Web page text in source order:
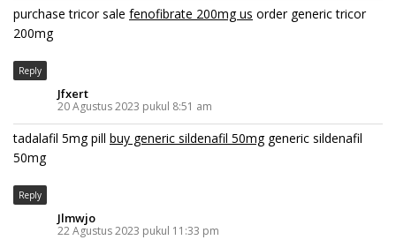
purchase tricor sale fenofibrate 200mg us order generic tricor
200mg
Reply
Jfxert
20 Agustus 2023 pukul 8:51 am
tadalafil 5mg pill buy generic sildenafil 50mggeneric sildenafil
50mg
Reply
Jlmwjo
22 Agustus 2023 pukul 11:33 pm